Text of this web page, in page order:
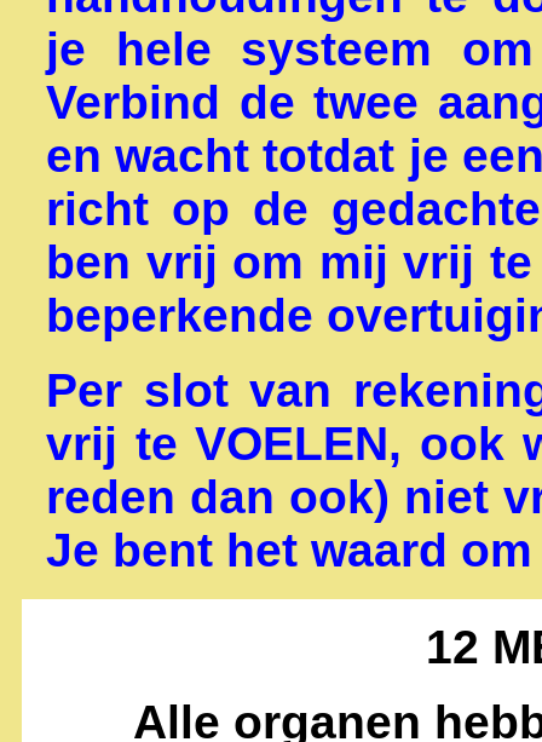
je hele systeem
Verbind de twee
en wacht totdat je
richt op de
ben vrij om mij vrij
beperkende
Per slot van
vrij te VOELEN, ook
reden dan ook) niet
Je bent het waard
12
Alle organen